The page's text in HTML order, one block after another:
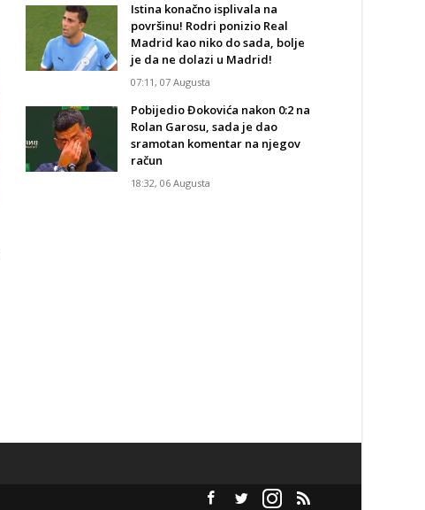
Istina konačno isplivala na
površinu! Rodri ponizio Real
Madrid kao niko do sada, bolje
je da ne dolazi u Madrid!
07:11, 07 Augusta
Pobijedio Đokovića nakon 0:2 na
Rolan Garosu, sada je dao
sramotan komentar na njegov
račun
18:32, 06 Augusta